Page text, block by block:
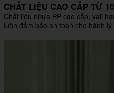
CHẤT LIỆU CAO CẤP TỪ
Chất liệu nhựa PP cao cấp, vali
luôn đảm bảo an toàn cho hành